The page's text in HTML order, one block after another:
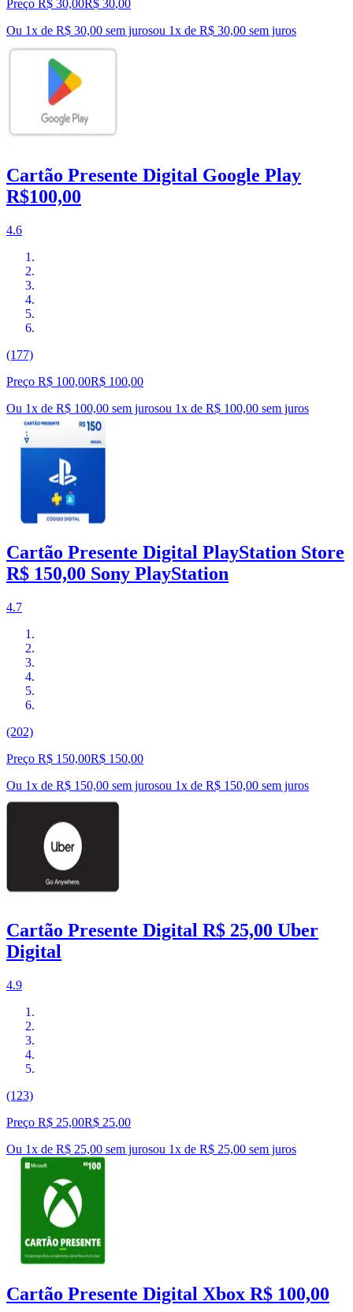
Preço R$ 30,00R$ 30,00
Ou 1x de R$ 30,00 sem jurosou 1x de R$ 30,00 sem juros
Cartão Presente Digital Google Play
R$100,00
4.6
(177)
Preço R$ 100,00R$ 100,00
Ou 1x de R$ 100,00 sem jurosou 1x de R$ 100,00 sem juros
Cartão Presente Digital PlayStation Store
R$ 150,00 Sony PlayStation
4.7
(202)
Preço R$ 150,00R$ 150,00
Ou 1x de R$ 150,00 sem jurosou 1x de R$ 150,00 sem juros
Cartão Presente Digital R$ 25,00 Uber
Digital
4.9
(123)
Preço R$ 25,00R$ 25,00
Ou 1x de R$ 25,00 sem jurosou 1x de R$ 25,00 sem juros
Cartão Presente Digital Xbox R$ 100,00